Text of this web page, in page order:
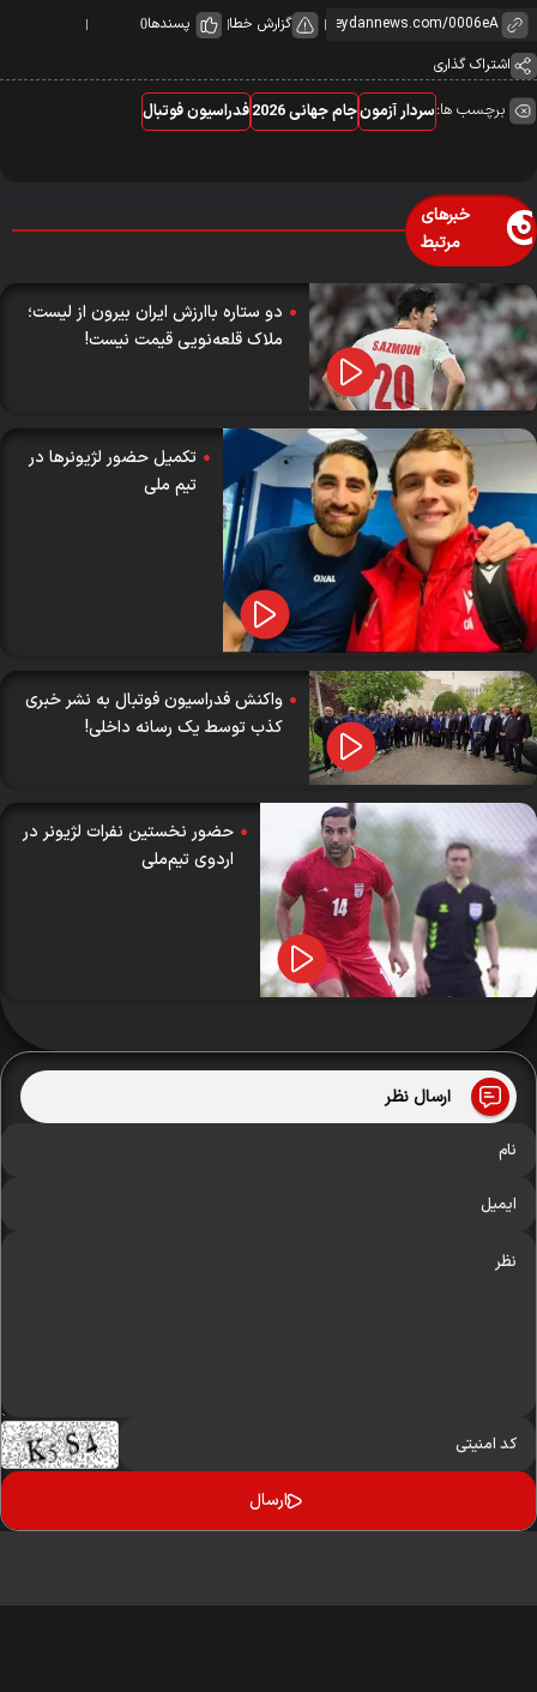
گزارش خطا پسندها0
اشتراک گذاری
برچسب ها:سردار آزمونجام جهانی 2026 فدراسیون فوتبال
خبرهای
مرتبط
دو ستاره با‌ارزش ایران بیرون از لیست؛
ملاک قلعه‌نویی قیمت نیست!
تکمیل حضور لژیونرها در
تیم ملی
واکنش فدراسیون فوتبال به نشر خبری
کذب توسط یک رسانه داخلی!
حضور نخستین نفرات لژیونر در
اردوی تیم‌ملی
ارسال نظر